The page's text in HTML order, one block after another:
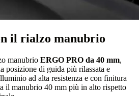
il rialzo manubrio
manubrio ERGO PRO da 40 mm,
posizione di guida più rilassata e
ad alta resistenza e con finitura
il manubrio 40 mm più in alto rispetto